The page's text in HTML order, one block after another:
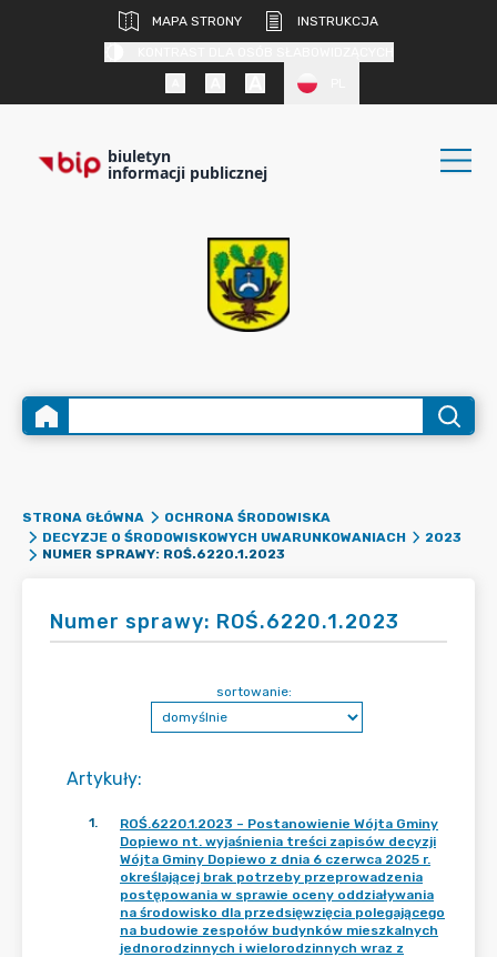
MAPA STRONY
INSTRUKCJA
biuletyn
informacji publicznej
STRONA GŁÓWNA
OCHRONA ŚRODOWISKA
DECYZJE O ŚRODOWISKOWYCH UWARUNKOWANIACH
2023
NUMER SPRAWY: ROŚ.6220.1.2023
Numer sprawy: ROŚ.6220.1.2023
Artykuły:
sortowanie:
1.
ROŚ.6220.1.2023 – Postanowienie Wójta Gminy
Dopiewo nt. wyjaśnienia treści zapisów decyzji
Wójta Gminy Dopiewo z dnia 6 czerwca 2025 r.
określającej brak potrzeby przeprowadzenia
postępowania w sprawie oceny oddziaływania
na środowisko dla przedsięwzięcia polegającego
na budowie zespołów budynków mieszkalnych
jednorodzinnych i wielorodzinnych wraz z